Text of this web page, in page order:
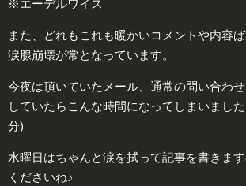
※エーデルワイス
また、どれもこれも暖かいコメントや内容ば
涙腺崩壊が常となっています。
今夜は頂いていたメール、通常の問い合わ
していたらこんな時間になってしまいまし
分)
水曜日はちゃんと涙を拭って記事を書きま
くださいね♪